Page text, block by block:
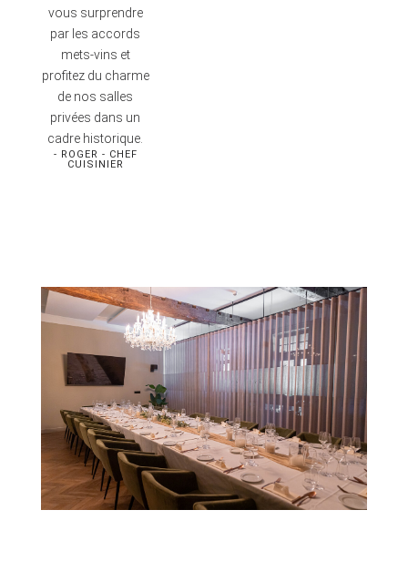
vous surprendre
par les accords
mets-vins et
profitez du charme
de nos salles
privées dans un
cadre historique.
- ROGER - CHEF
CUISINIER